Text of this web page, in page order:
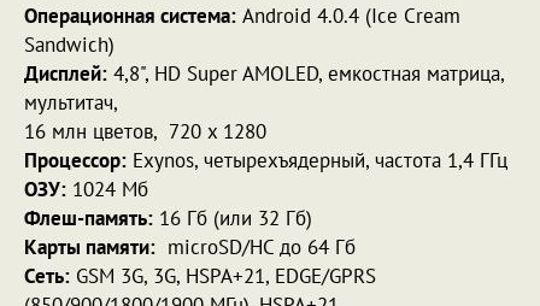
Операционная система: Android 4.0.4 (Ice Cream
Sandwich)
Дисплей: 4,8", HD Super AMOLED, емкостная матрица,
мультитач,
16 млн цветов, 720 x 1280
Процессор: Exynos, четырехъядерный, частота 1,4 ГГц
ОЗУ: 1024 Мб
Флеш-память: 16 Гб (или 32 Гб)
Карты памяти: microSD/HC до 64 Гб
Сеть: GSM 3G, 3G, HSPA+21, EDGE/GPRS